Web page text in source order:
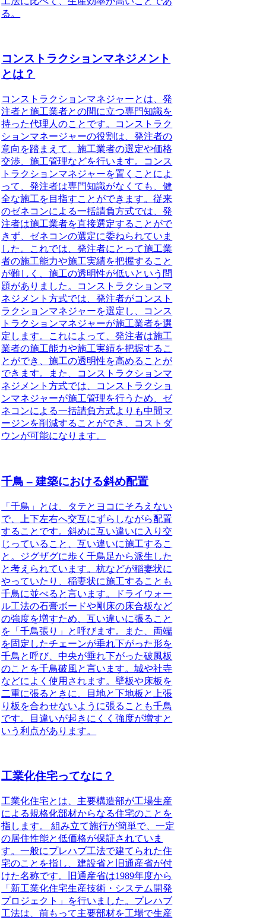
る。
コンストラクションマネジメント
とは？
コンストラクションマネジャーとは、発
注者と施工業者との間に立つ専門知識を
持った代理人のこと です。コンストラク
ションマネージャーの役割は、発注者の
意向を踏まえて、施工業者の選定や価格
交渉、施工管理などを行います。コンス
トラクションマネジャーを置くことによ
って、発注者は専門知識がなくても、健
全な施工を目指すことができます。従来
のゼネコンによる一括請負方式では、発
注者は施工業者を直接選定することがで
きず、ゼネコンの選定に委ねられていま
した。これでは、発注者にとって施工業
者の施工能力や施工実績を把握すること
が難しく、施工の透明性が低いという問
題がありました。コンストラクションマ
ネジメント方式では、発注者がコンスト
ラクションマネジャーを選定し、コンス
トラクションマネジャーが施工業者を選
定します。これによって、発注者は施工
業者の施工能力や施工実績を把握するこ
とができ、施工の透明性を高めることが
できます。また、コンストラクションマ
ネジメント方式では、コンストラクショ
ンマネジャーが施工管理を行うため、ゼ
ネコンによる一括請負方式よりも中間マ
ージンを削減することができ、コストダ
ウンが可能になります。
千鳥 – 建築における斜め配置
「千鳥」とは、タテとヨコにそろえない
で、上下左右へ交互にずらしながら配置
すること です。斜めに互い違いに入り交
じっていること、互い違いに施工するこ
と。ジグザグに歩く千鳥足から派生した
と考えられています。杭などが稲妻状に
やっていたり、稲妻状に施工することも
千鳥に並べると言います。ドライウォー
ル工法の石膏ボードや剛床の床合板など
の強度を増すため、互い違いに張ること
を「千鳥張り」と呼びます。また、両端
を固定したチェーンが垂れ下がった形を
千鳥と呼び、中央が垂れ下がった破風板
のことを千鳥破風と言います。城や社寺
などによく使用されます。壁板や床板を
二重に張るときに、目地と下地板と上張
り板を合わせないように張ることも千鳥
です。目違いが起きにくく強度が増すと
いう利点があります。
工業化住宅ってなに？
工業化住宅とは、主要構造部が工場生産
による規格化部材からなる住宅のことを
指します。
組み立て施行が簡単で、一定
の居住性能と低価格が保証されていま
す。一般にプレハブ工法で建てられた住
宅のことを指し、建設省と旧通産省が付
けた名称です。旧通産省は1989年度から
「新工業化住宅生産技術・システム開発
プロジェクト」を行いました。プレハブ
工法は、前もって主要部材を工場で生産